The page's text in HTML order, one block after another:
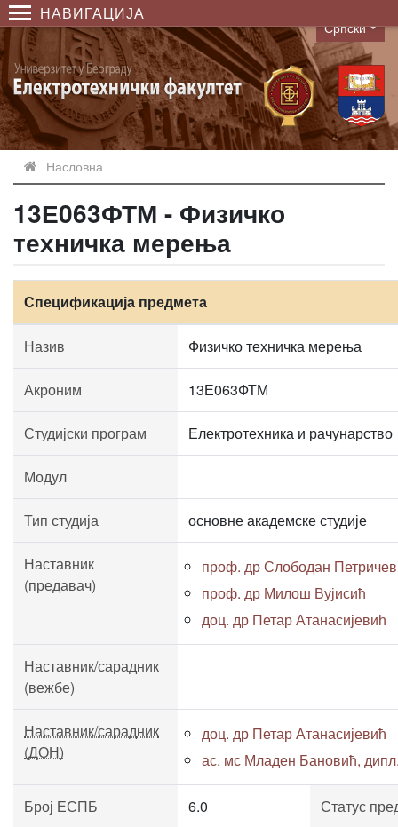
НАВИГАЦИЈА
Language
Српски
Насловна
13Е063ФТМ - Физичко
техничка мерења
Спецификација предмета
Назив Физичко техничка мерења
Акроним 13Е063ФТМ
Студијски програм Електротехника и рачунарство
Модул
Тип студија основне академске студије
Наставник
(предавач)
проф. др Слободан
проф. др Милош Вујисић
доц. др Петар Атанасијевић
Наставник/сарадник
(вежбе)
Наставник/сарадник
(ДОН)
доц. др Петар Атанасијевић
ас. мс Младен Бановић,
Број ЕСПБ 6.0 Статус